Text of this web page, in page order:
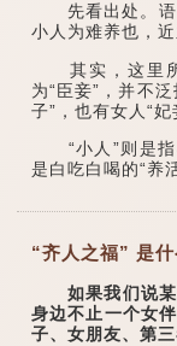
先看出处。语
小人为难养也，
其实，这里所
为“臣妾”，并不
子”，也有女人“妃
“小人”则是指
是白吃白喝的“养
“齐人之福” 是
如果我们说某
身边不止一个女
子、女朋友、第